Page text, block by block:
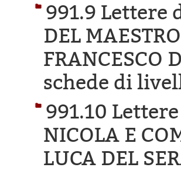
991.9 Lettere
DEL
FRANCESCO
schede di
991.10
NICOLA E
LUCA DEL